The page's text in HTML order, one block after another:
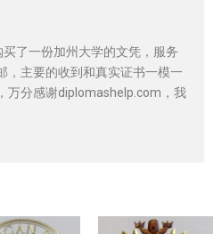
了一份加州大学的文凭，服务
，主要的收到和真实证书一模一
万分感谢diplomashelp.com，我